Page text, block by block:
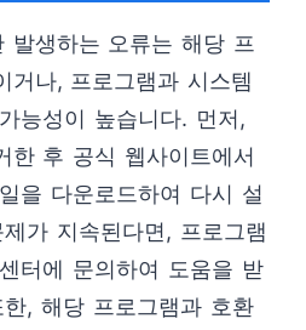
발생하는 오류는 해당 프
거나, 프로그램과 시스템
능성이 높습니다. 먼저,
한 후 공식 웹사이트에서
을 다운로드하여 다시 설
가 지속된다면, 프로그램
터에 문의하여 도움을 받
, 해당 프로그램과 호환